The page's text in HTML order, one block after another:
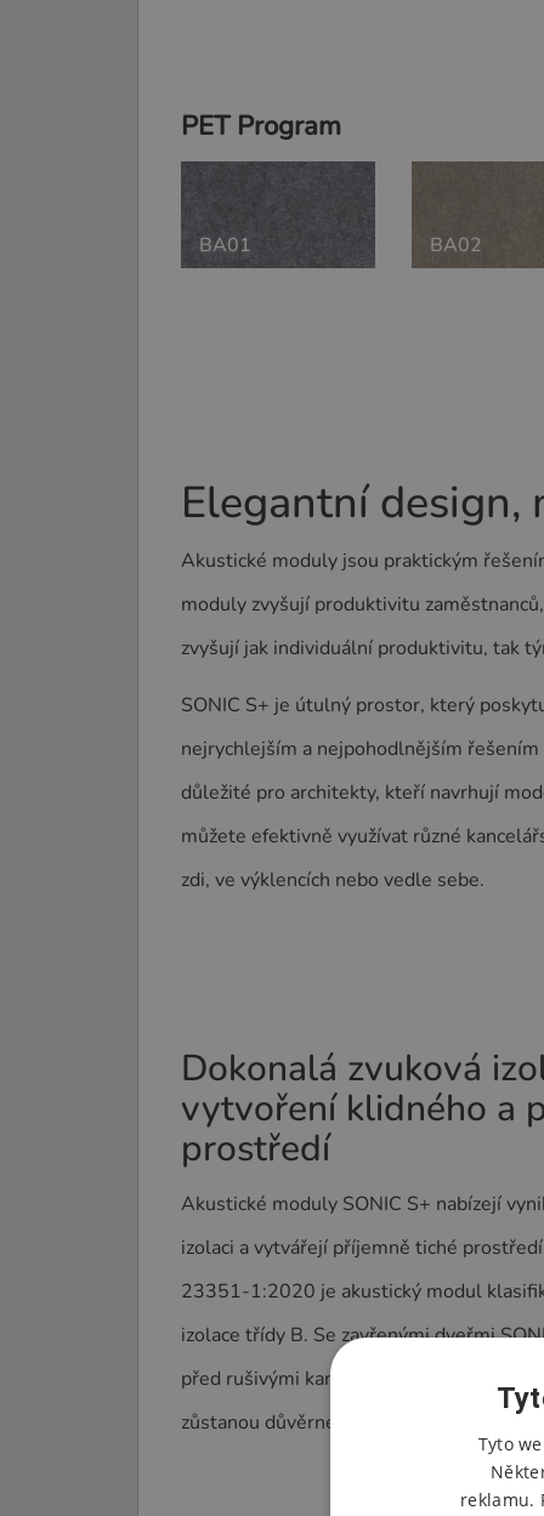
PET Program
BA01 BA02
Elegantní design,
Akustické moduly jsou praktickým
moduly zvyšují produktivitu
zvyšují jak individuální produktivitu, tak
SONIC S+ je útulný prostor, který
nejrychlejším a nejpohodlnějším
důležité pro architekty, kteří navrhují
můžete efektivně využívat různé
zdi, ve výklencích nebo vedle sebe.
Dokonalá zvuková
vytvoření klidného a
prostředí
Akustické moduly SONIC S+ nabízejí
izolaci a vytvářejí příjemně tiché
23351-1:2020 je akustický modul
izolace třídy B. Se zavřenými dveřmi
před rušivými kancelářskými zvuky a
zůstanou důvěrné.
Tyto
reklamu.